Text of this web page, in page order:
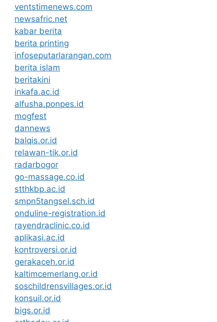
ventstimenews.com
newsafric.net
kabar berita
berita printing
infoseputarlarangan.com
berita islam
beritakini
inkafa.ac.id
alfusha.ponpes.id
mogfest
dannews
balqis.or.id
relawan-tik.or.id
radarbogor
go-massage.co.id
stthkbp.ac.id
smpn5tangsel.sch.id
onduline-registration.id
rayendraclinic.co.id
aplikasi.ac.id
kontroversi.or.id
gerakaceh.or.id
kaltimcemerlang.or.id
soschildrensvillages.or.id
konsuil.or.id
bigs.or.id